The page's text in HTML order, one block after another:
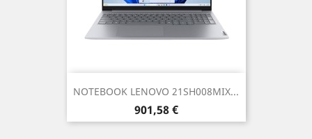
NOTEBOOK LENOVO 21SH008MIX...
Prezzo
901,58 €